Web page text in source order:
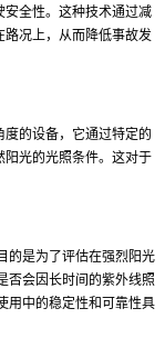
全性。这种技术通过减
况上，从而降低事故发
的设备，它通过特定的
光的光照条件。这对于
的是为了评估在强烈阳光
否会因长时间的紫外线照
用中的稳定性和可靠性具